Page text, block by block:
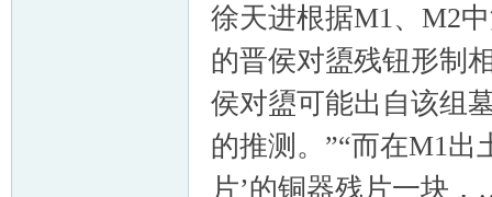
徐天进根据M1、M2
的晋侯对盨残钮形制
侯对盨可能出自该组
的推测。”“而在M1出
片’的铜器残片一块